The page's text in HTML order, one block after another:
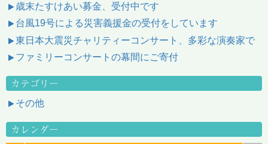
歳末たすけあい募金、受付中です
台風19号による災害義援金の受付をしています
東日本大震災チャリティーコンサート、多彩な演奏家で
ファミリーコンサートの幕間にご寄付
カテゴリー
その他
カレンダー